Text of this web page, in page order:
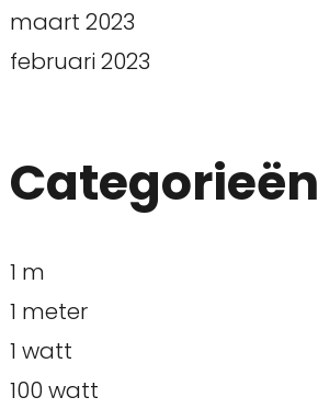
maart 2023
februari 2023
Categorieën
1 m
1 meter
1 watt
100 watt